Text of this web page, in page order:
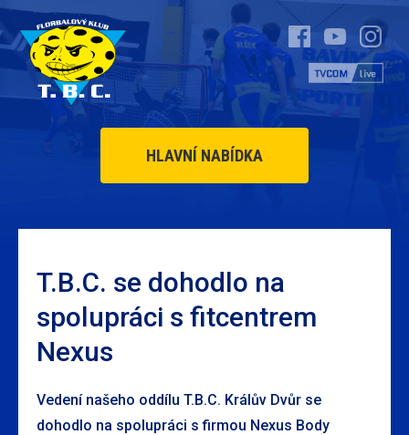
HLAVNÍ NABÍDKA
T.B.C. se dohodlo na
spolupráci s fitcentrem
Nexus
Vedení našeho oddílu T.B.C. Králův Dvůr se
dohodlo na spolupráci s firmou Nexus Body